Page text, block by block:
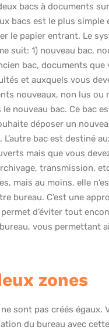
bacs à documents
bacs est le plus simple
le papier entrant. Le
suit: 1) nouveau bac,
bac, documents que
et auxquels vous
nouveaux, non lus ou
nouveau bac. Ce bac
déposer un
bac est destiné
mais que vous
transmission,
mais au moins, elle
bureau. C’est une
d’éviter tout
vous permettant
zones
sont pas créés égaux.
du bureau avec